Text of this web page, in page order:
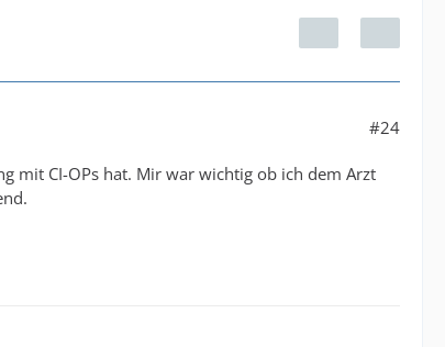
#24
mit CI-OPs hat. Mir war wichtig ob ich dem Arzt